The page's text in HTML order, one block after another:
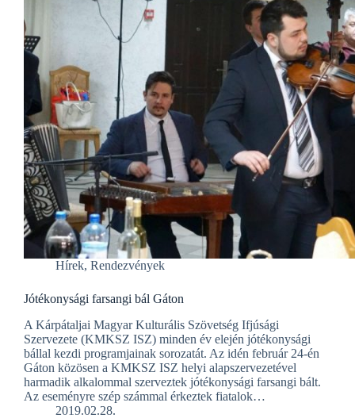
Hírek, Rendezvények
Jótékonysági farsangi bál Gáton
A Kárpátaljai Magyar Kulturális Szövetség Ifjúsági
Szervezete (KMKSZ ISZ) minden év elején jótékonysági
bállal kezdi programjainak sorozatát. Az idén február 24-én
Gáton közösen a KMKSZ ISZ helyi alapszervezetével
harmadik alkalommal szerveztek jótékonysági farsangi bált.
Az eseményre szép számmal érkeztek fiatalok…
2019.02.28.